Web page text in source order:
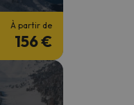
À partir de
156 €